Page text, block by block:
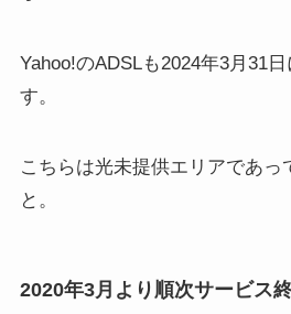
Yahoo!のADSLも2024年3月31
す。
こちらは光未提供エリアであっ
と。
2020年3月より順次サービス